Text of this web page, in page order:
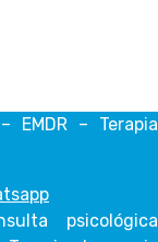
EMDR – Terapia
psicológica